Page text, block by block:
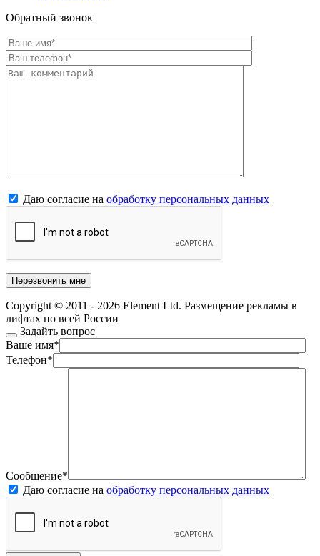
Обратный звонок
Даю согласие на обработку персональных данных
Copyright © 2011 - 2026 Element Ltd. Размещение рекламы в
лифтах по всей России
Задайть вопрос
Ваше имя*
Телефон*
Сообщение*
Даю согласие на обработку персональных данных